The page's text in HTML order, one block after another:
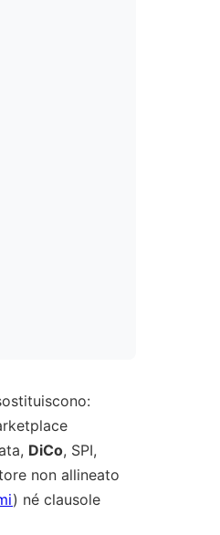
DiCo, SPI,
non allineato
) né clausole